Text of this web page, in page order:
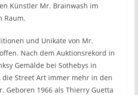
Künstler Mr. Brainwash im
Raum.
und Unikate von Mr.
Nach dem Auktionsrekord in
Gemälde bei Sothebys in
die Street Art immer mehr in den
Geboren 1966 als Thierry Guetta